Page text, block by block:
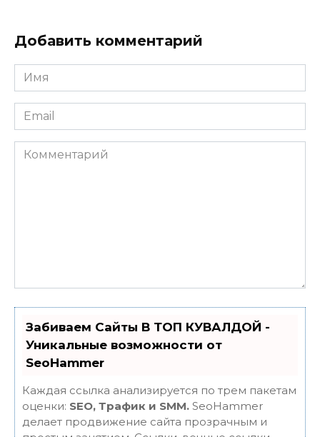
Добавить комментарий
Имя
*
Email
*
Комментарий
Забиваем Сайты В ТОП КУВАЛДОЙ -
Уникальные возможности от
SeoHammer
Каждая ссылка анализируется по трем пакетам
оценки: SEO, Трафик и SMM. SeoHammer
делает продвижение сайта прозрачным и